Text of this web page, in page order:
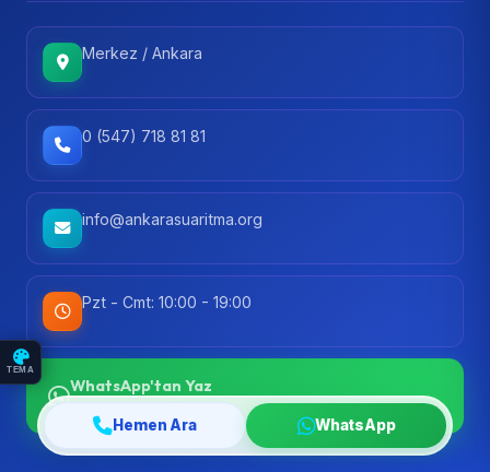
TEMA
Merkez / Ankara
0 (547) 718 81 81
info@ankarasuaritma.org
Pzt - Cmt: 10:00 - 19:00
WhatsApp'tan Yaz
Hemen Ara WhatsApp
Meryem E. - Mamak 5 saat önce